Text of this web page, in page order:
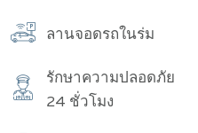
ลานจอดรถในร่ม
รักษาความปลอดภัย
24 ชั่วโมง